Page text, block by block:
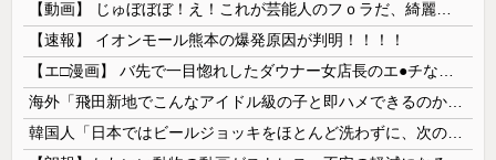
【速報】 イオンモール熊本の爆発原因が判明！！！！